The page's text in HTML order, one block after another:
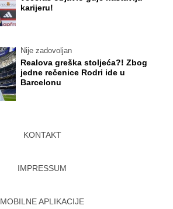
karijeru!
Nije zadovoljan
Realova greška stoljeća?! Zbog
jedne rečenice Rodri ide u
Barcelonu
KONTAKT
IMPRESSUM
MOBILNE APLIKACIJE